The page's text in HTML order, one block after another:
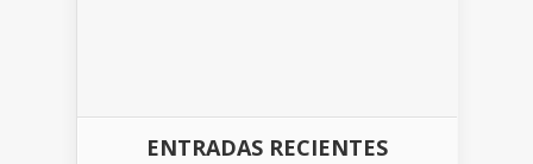
ENTRADAS RECIENTES